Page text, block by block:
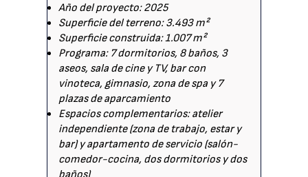
Año del proyecto: 2025
Superficie del terreno: 3.493 m²
Superficie construida: 1.007 m²
Programa: 7 dormitorios, 8 baños, 3
aseos, sala de cine y TV, bar con
vinoteca, gimnasio, zona de spa y 7
plazas de aparcamiento
Espacios complementarios: atelier
independiente (zona de trabajo, estar y
bar) y apartamento de servicio (salón-
comedor-cocina, dos dormitorios y dos